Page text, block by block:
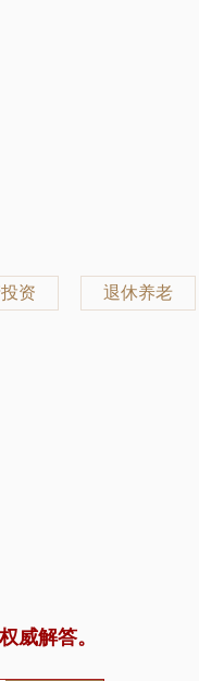
资 退休养老
威解答。